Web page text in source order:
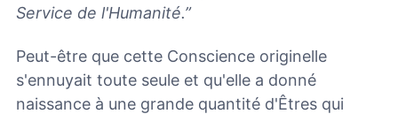
Service de l'Humanité.”
Peut-être que cette Conscience originelle
s'ennuyait toute seule et qu'elle a donné
naissance à une grande quantité d'Êtres qui